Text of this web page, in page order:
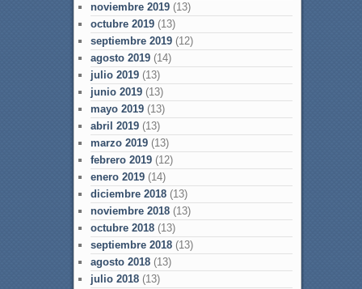
noviembre 2019(13)
octubre 2019(13)
septiembre 2019(12)
agosto 2019(14)
julio 2019(13)
junio 2019(13)
mayo 2019(13)
abril 2019(13)
marzo 2019(13)
febrero 2019(12)
enero 2019(14)
diciembre 2018(13)
noviembre 2018(13)
octubre 2018(13)
septiembre 2018(13)
agosto 2018(13)
julio 2018(13)